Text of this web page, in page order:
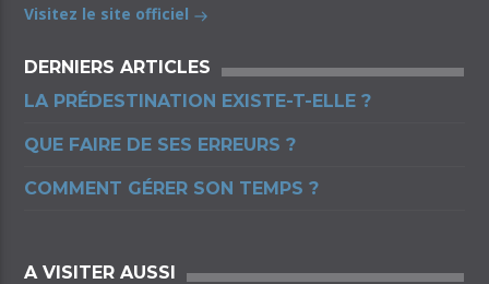
Visitez le site officiel
DERNIERS ARTICLES
LA PRÉDESTINATION EXISTE-T-ELLE ?
QUE FAIRE DE SES ERREURS ?
COMMENT GÉRER SON TEMPS ?
A VISITER AUSSI